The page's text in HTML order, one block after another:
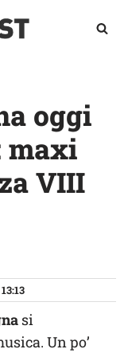
oggi
maxi
VIII
si
Un po’